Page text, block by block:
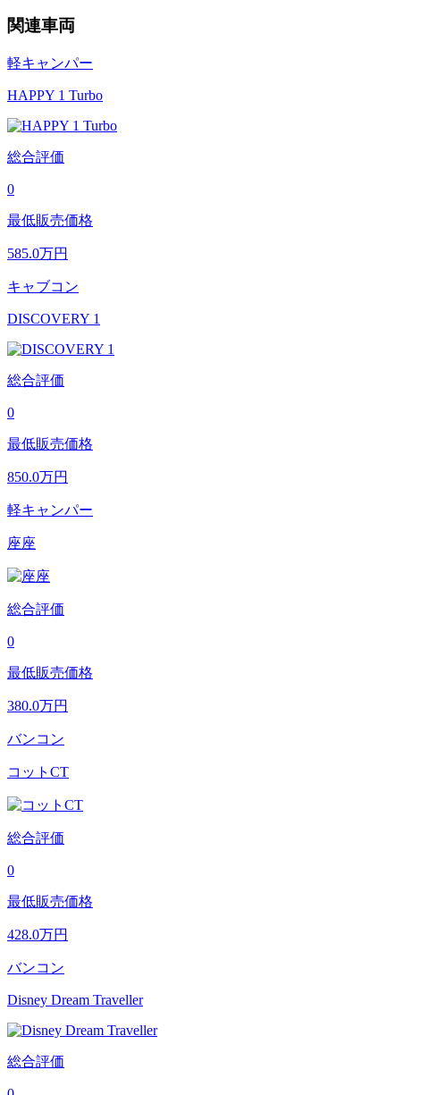
関連車両
軽キャンパー
HAPPY 1 Turbo
総合評価
0
最低販売価格
585.0万円
キャブコン
DISCOVERY 1
総合評価
0
最低販売価格
850.0万円
軽キャンパー
座座
総合評価
0
最低販売価格
380.0万円
バンコン
コットCT
総合評価
0
最低販売価格
428.0万円
バンコン
Disney Dream Traveller
総合評価